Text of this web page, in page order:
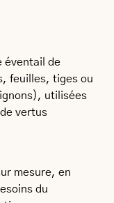
éventail de
feuilles, tiges ou
utilisées
vertus
mesure, en
du